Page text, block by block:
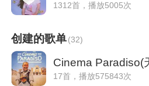
1312首，播放5005次
创建的歌单(32)
Cinema Paradiso(
17首，播放575843次